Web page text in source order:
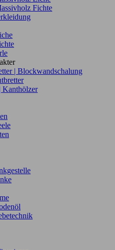
Fichte
| Blockwandschalung
Kanthölzer